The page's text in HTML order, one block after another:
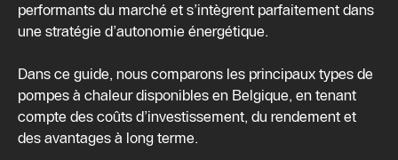
performants du marché et s’intègrent parfaitement dans
une stratégie d’autonomie énergétique.
Dans ce guide, nous comparons les principaux types de
pompes à chaleur disponibles en Belgique, en tenant
compte des coûts d’investissement, du rendement et
des avantages à long terme.